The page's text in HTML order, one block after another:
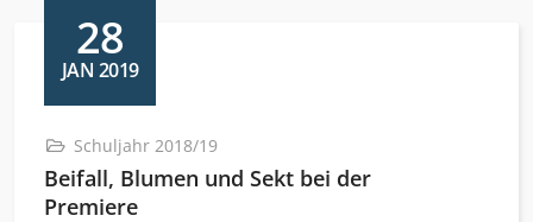
28
JAN 2019
Schuljahr 2018/19
Beifall, Blumen und Sekt bei der
Premiere